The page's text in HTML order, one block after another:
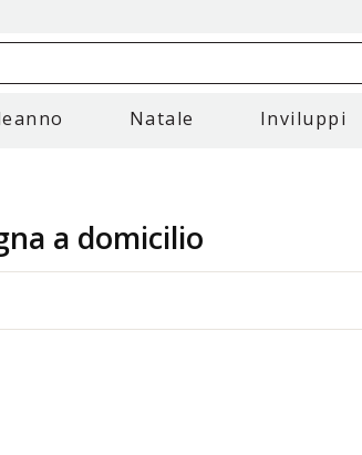
Natale Inviluppi
a domicilio